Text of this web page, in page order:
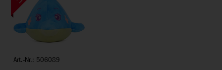
Art.-Nr.: 506089